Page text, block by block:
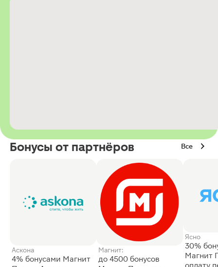
Бонусы от партнёров Все
Аскона
4% бонусами Магнит
Магнит:
до 4500 бонусов
Ясно
30%
Магнит
оплату